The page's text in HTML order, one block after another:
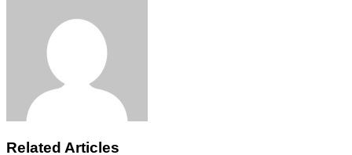
Related Articles